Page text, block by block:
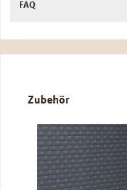
FAQ
Produktgalerie
Zubehör